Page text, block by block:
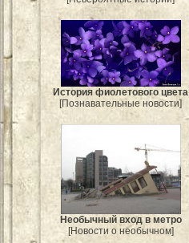
История фиолетового цвета
[Познавательные новости]
Необычный вход в метро
[Новости о необычном]